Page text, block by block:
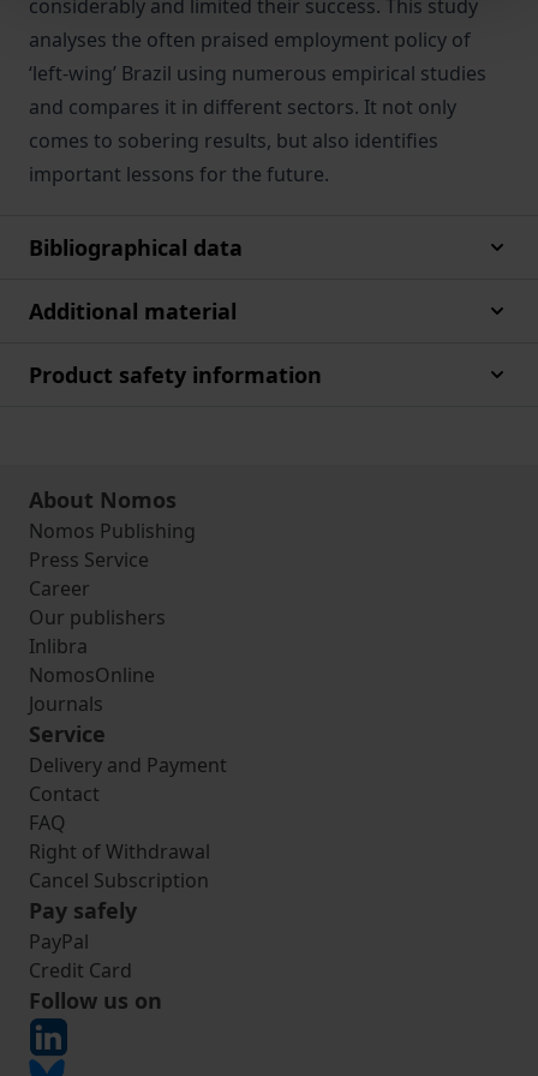
considerably and limited their success. This study
analyses the often praised employment policy of
‘left-wing’ Brazil using numerous empirical studies
and compares it in different sectors. It not only
comes to sobering results, but also identifies
important lessons for the future.
Bibliographical data
Additional material
Product safety information
About Nomos
Nomos Publishing
Press Service
Career
Our publishers
Inlibra
NomosOnline
Journals
Service
Delivery and Payment
Contact
FAQ
Right of Withdrawal
Cancel Subscription
Pay safely
PayPal
Credit Card
Follow us on